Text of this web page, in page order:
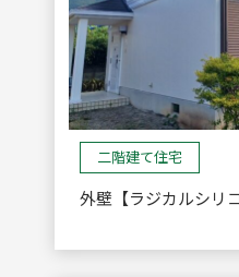
二階建て住宅
外壁【ラジカルシリコ